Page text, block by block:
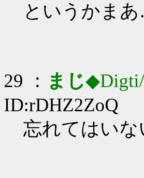
というかま
29 ： まじ
ID:rDHZ2ZoQ
忘れてはいな